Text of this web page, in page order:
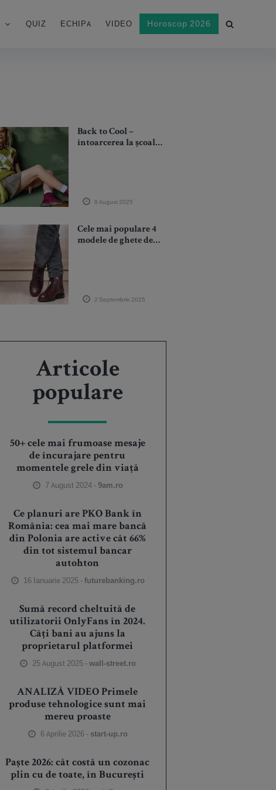
QUIZ ECHIPA VIDEO Horoscop 2026
Back to Cool –
întoarcerea la școală,
8 August 2025
Cele mai populare 4
modele de ghete de
2 Septembrie 2025
Articole
populare
50+ cele mai frumoase mesaje
de încurajare pentru
momentele grele din viață
7 August 2024 -9am.ro
Ce planuri are PKO Bank în
România: cea mai mare bancă
din Polonia are active cât 66%
din tot sistemul bancar
autohton
16 Ianuarie 2025 -futurebanking.ro
Sumă record cheltuită de
utilizatorii OnlyFans în 2024.
Câți bani au ajuns la
proprietarul platformei
25 August 2025 -wall-street.ro
ANALIZĂ VIDEO Primele
produse tehnologice sunt mai
mereu proaste
6 Aprilie 2026 - start-up.ro
Paște 2026: cât costă un cozonac
plin cu de toate, în București